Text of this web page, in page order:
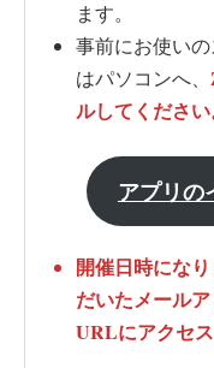
ます。
事前にお使い
はパソコンへ、
ルしてください
アプリの
開催日時にな
だいたメール
URLにアクセ